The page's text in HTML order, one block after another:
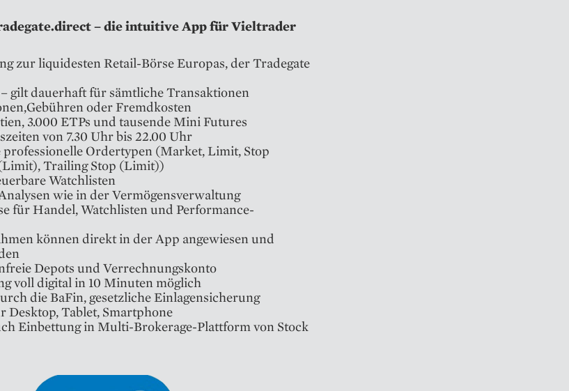
– die intuitive App für Vieltrader
zur liquidesten Retail-Börse Europas, der Tradegate
gilt dauerhaft für sämtliche Transaktionen
oder Fremdkosten
3.000 ETPs und tausende Mini Futures
von 7.30 Uhr bis 22.00 Uhr
professionelle Ordertypen (Market, Limit, Stop
Trailing Stop (Limit))
Watchlisten
wie in der Vermögensverwaltung
für Handel, Watchlisten und Performance-
können direkt in der App angewiesen und
Depots und Verrechnungskonto
voll digital in 10 Minuten möglich
die BaFin, gesetzliche Einlagensicherung
Desktop, Tablet, Smartphone
Einbettung in Multi-Brokerage-Plattform von Stock